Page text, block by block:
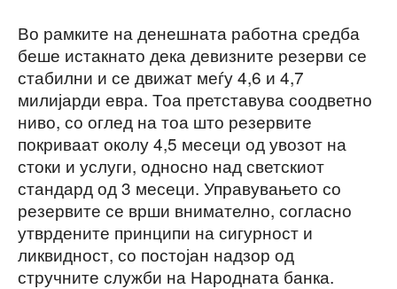
Во рамките на денешната работна средба
беше истакнато дека девизните резерви се
стабилни и се движат меѓу 4,6 и 4,7
милијарди евра. Тоа претставува соодветно
ниво, со оглед на тоа што резервите
покриваат околу 4,5 месеци од увозот на
стоки и услуги, односно над светскиот
стандард од 3 месеци. Управувањето со
резервите се врши внимателно, согласно
утврдените принципи на сигурност и
ликвидност, со постојан надзор од
стручните служби на Народната банка.